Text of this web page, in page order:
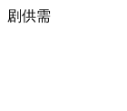
剧供需